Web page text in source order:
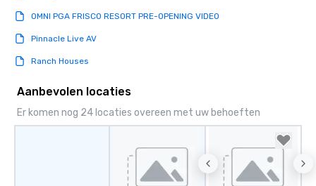
OMNI PGA FRISCO RESORT PRE-OPENING VIDEO
Pinnacle Live AV
Ranch Houses
Aanbevolen locaties
Er komen nog 24 locaties overeen met uw behoeften